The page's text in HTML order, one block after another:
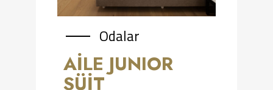
Odalar
AILE JUNIOR
SÜIT